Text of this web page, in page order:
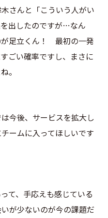
さんと「こういう人がい
出したのですが…なん
が足立くん！ 最初の一発
ごい確率ですし、まさに
。
今後、サービスを拡大し
ームに入ってほしいです
て、手応えも感じている
が少ないのが今の課題だ